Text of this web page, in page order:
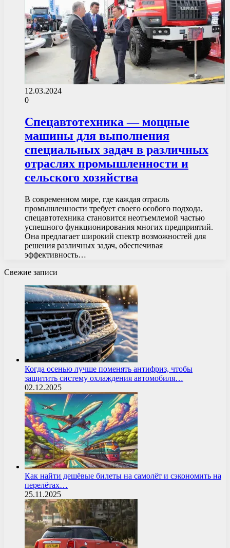
12.03.2024
0
Спецавтотехника — мощные
машины для выполнения
специальных задач в различных
отраслях промышленности и
сельского хозяйства
В современном мире, где каждая отрасль
промышленности требует своего особого подхода,
спецавтотехника становится неотъемлемой частью
успешного функционирования многих предприятий.
Она предлагает широкий спектр возможностей для
решения различных задач, обеспечивая
эффективность…
Свежие записи
Когда осенью лучше поменять антифриз, чтобы
защитить систему охлаждения автомобиля…
02.12.2025
Как найти дешёвые билеты на самолёт и сэкономить на
перелётах…
25.11.2025